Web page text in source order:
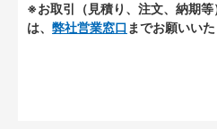
※お取引（見積り、注文、納期
は、 弊社営業窓口 までお願いいた